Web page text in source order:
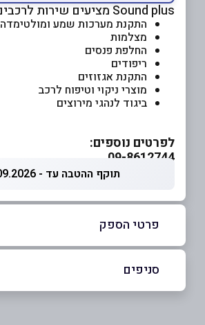
Sound plus מציעים שירות לרכבים כגון:
התקנת מערכות שמע ומולטימדה
מצלמות
החלפת פנסים
ריפודים
התקנת אגזוזים
מוצרי ניקוי וטיפוח לרכב
ביגוד לנהגי מירוצים
לפרטים נוספים:
09-8612744
תוקף ההטבה עד - 07.09.2026
פרטי הספק
סניפים